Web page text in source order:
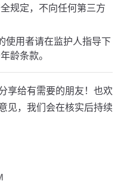
规定，不向任何第三方
使用者请在监护人指导下
龄条款。
享给有需要的朋友！也欢
见，我们会在核实后持续